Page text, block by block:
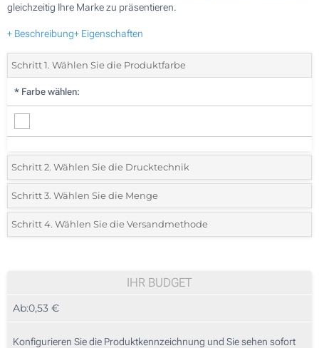
gleichzeitig Ihre Marke zu präsentieren.
+ Beschreibung+ Eigenschaften
Schritt 1. Wählen Sie die Produktfarbe
* Farbe wählen:
Schritt 2. Wählen Sie die Drucktechnik
*Wählen Sie die Druck- und Farbtechniken für Ihr Logo:
1 Farbig (Auf einer Seite)
Schritt 3. Wählen Sie die Menge
*Bitte wählen Sie Ihre gewünschte Menge
50
125
Schritt 4. Wählen Sie die Versandmethode
IHR BUDGET
Ab:0,53 €
Konfigurieren Sie die Produktkennzeichnung und Sie sehen sofort